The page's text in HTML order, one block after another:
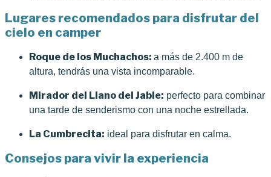
Lugares recomendados para disfrutar del
cielo en camper
Roque de los Muchachos: a más de 2.400 m de
altura, tendrás una vista incomparable.
Mirador del Llano del Jable: perfecto para combinar
una tarde de senderismo con una noche estrellada.
La Cumbrecita: ideal para disfrutar en calma.
Consejos para vivir la experiencia